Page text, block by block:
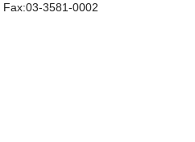
Fax:03-3581-0002